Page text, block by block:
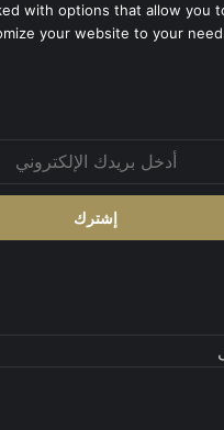
with options that allow you
your website to your